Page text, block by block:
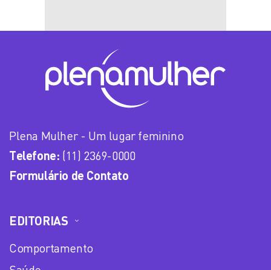
Plena Mulher - Um lugar feminino
Telefone: (11) 2369-0000
Formulário de Contato
EDITORIAS
Comportamento